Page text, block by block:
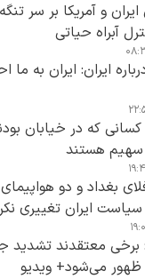
و آمریکا بر سر
آبراه حیاتی
ایران: ایران به ما
که در خیابان
سهیم هستند
بغداد و دو
سیاست ایران تغییری
معتقدند تشدید
می‌شود+ ویدیو